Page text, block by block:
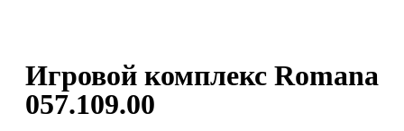
Игровой комплекс Romana
057.109.00